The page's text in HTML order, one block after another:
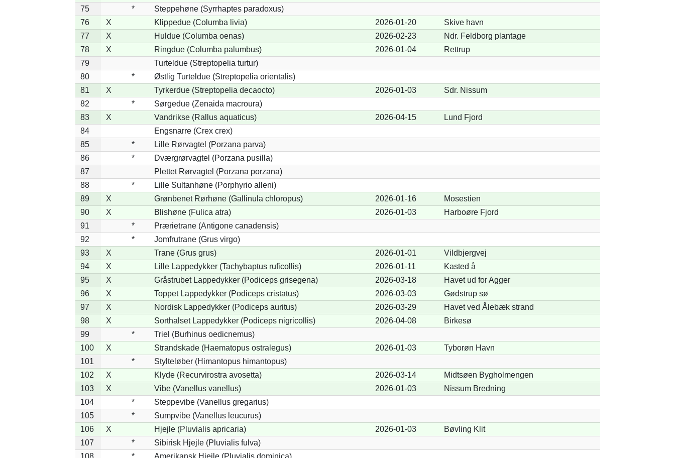
75
*
Steppehøne (Syrrhaptes paradoxus)
76
X Klippedue (Columba livia) 2026-01-20
Skive havn
77
X Huldue (Columba oenas) 2026-02-23
Ndr. Feldborg plantage
78
X Ringdue (Columba palumbus) 2026-01-04
Rettrup
79
Turteldue (Streptopelia turtur)
80
*
Østlig Turteldue (Streptopelia orientalis)
81
X Tyrkerdue (Streptopelia decaocto) 2026-01-03
Sdr. Nissum
82
*
Sørgedue (Zenaida macroura)
83
X Vandrikse (Rallus aquaticus) 2026-04-15
Lund Fjord
84
Engsnarre (Crex crex)
85
*
Lille Rørvagtel (Porzana parva)
86
*
Dværgrørvagtel (Porzana pusilla)
87
Plettet Rørvagtel (Porzana porzana)
88
*
Lille Sultanhøne (Porphyrio alleni)
89
X Grønbenet Rørhøne (Gallinula chloropus) 2026-01-16
Mosestien
90
X Blishøne (Fulica atra) 2026-01-03
Harboøre Fjord
91
*
Prærietrane (Antigone canadensis)
92
*
Jomfrutrane (Grus virgo)
93
X Trane (Grus grus) 2026-01-01
Vildbjergvej
94
X Lille Lappedykker (Tachybaptus ruficollis) 2026-01-11
Kasted å
95
X Gråstrubet Lappedykker (Podiceps grisegena) 2026-03-18
Havet ud for Agger
96
X Toppet Lappedykker (Podiceps cristatus) 2026-03-03
Gødstrup sø
97
X Nordisk Lappedykker (Podiceps auritus) 2026-03-29
Havet ved Ålebæk strand
98
X Sorthalset Lappedykker (Podiceps nigricollis) 2026-04-08
Birkesø
99
*
Triel (Burhinus oedicnemus)
100
X Strandskade (Haematopus ostralegus) 2026-01-03
Tyborøn Havn
101
*
Stylteløber (Himantopus himantopus)
102
X Klyde (Recurvirostra avosetta) 2026-03-14
Midtsøen Bygholmengen
103
X Vibe (Vanellus vanellus) 2026-01-03
Nissum Bredning
104
*
Steppevibe (Vanellus gregarius)
105
*
Sumpvibe (Vanellus leucurus)
106
X Hjejle (Pluvialis apricaria) 2026-01-03
Bøvling Klit
107
*
Sibirisk Hjejle (Pluvialis fulva)
108
* Amerikansk Hjejle (Pluvialis dominica)